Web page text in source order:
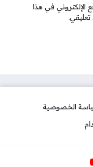
الإلكتروني في هذا
الخصوصية